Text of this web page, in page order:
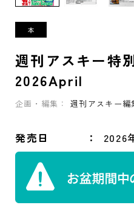
週刊アスキー特
2026April
企画・編集： 週刊アスキー編
発売日 2026